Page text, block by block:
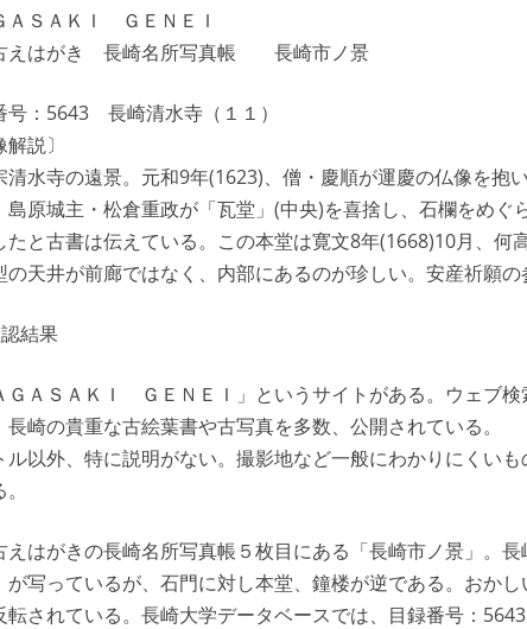
ＡＳＡＫＩ ＧＥＮＥＩ
えはがき 長崎名所写真帳 長崎市ノ景
号：5643 長崎清水寺（１１）
解説〕
清水寺の遠景。元和9年(1623)、僧・慶順が運慶の仏像を抱
島原城主・松倉重政が「瓦堂」(中央)を喜捨し、石欄をめぐ
たと古書は伝えている。この本堂は寛文8年(1668)10月、何
の天井が前廊ではなく、内部にあるのが珍しい。安産祈願の
結果
ＧＡＳＡＫＩ ＧＥＮＥＩ」というサイトがある。ウェブ
長崎の貴重な古絵葉書や古写真を多数、公開されている。
ル以外、特に説明がない。撮影地など一般にわかりにくいも
えはがきの長崎名所写真帳５枚目にある「長崎市ノ景」。
が写っているが、石門に対し本堂、鐘楼が逆である。おか
転されている。長崎大学データベースでは、目録番号：